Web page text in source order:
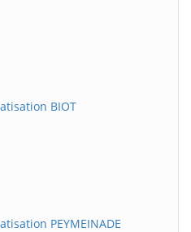
BIOT
PEYMEINADE